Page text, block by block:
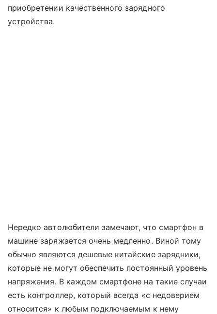
приобретении качественного зарядного
устройства.
Нередко автолюбители замечают, что смартфон в
машине заряжается очень медленно. Виной тому
обычно являются дешевые китайские зарядники,
которые не могут обеспечить постоянный уровень
напряжения. В каждом смартфоне на такие случаи
есть контроллер, который всегда «с недоверием
относится» к любым подключаемым к нему